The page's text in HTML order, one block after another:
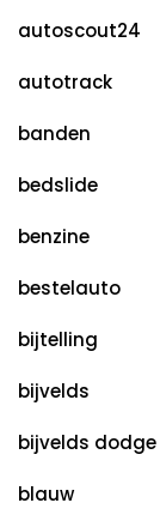
autoscout24
autotrack
banden
bedslide
benzine
bestelauto
bijtelling
bijvelds
bijvelds dodge
blauw